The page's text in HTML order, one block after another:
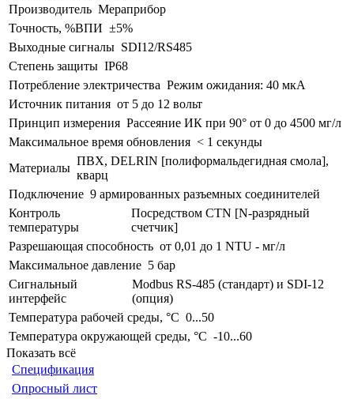
Производитель Мераприбор
Точность, %ВПИ ±5%
Выходные сигналы SDI12/RS485
Степень защиты IP68
Потребление электричества Режим ожидания: 40 мкА
Источник питания от 5 до 12 вольт
Принцип измерения Рассеяние ИК при 90° от 0 до 4500 мг/л
Максимальное время обновления < 1 секунды
Материалы
ПВХ, DELRIN [полиформальдегидная смола],
кварц
Подключение 9 армированных разъемных соединителей
Контроль
температуры
Посредством CTN [N-разрядный
счетчик]
Разрешающая способность от 0,01 до 1 NTU - мг/л
Максимальное давление 5 бар
Сигнальный
интерфейс
Modbus RS-485 (стандарт) и SDI-12
(опция)
Температура рабочей среды, °С 0...50
Температура окружающей среды, °С -10...60
Показать всё
Спецификация
Опросный лист